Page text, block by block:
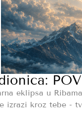
eklipsa u
izrazi kroz tebe -